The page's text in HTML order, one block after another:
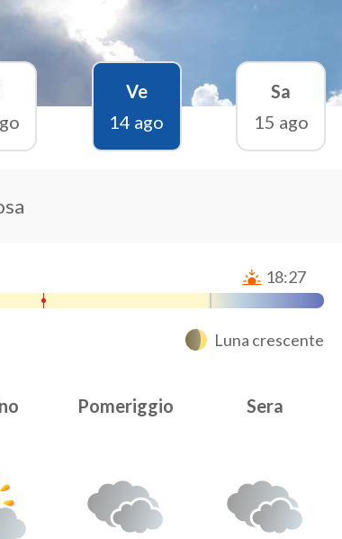
Ve
14 ago
Sa
15 ago
18:27
Luna crescente
Pomeriggio Sera